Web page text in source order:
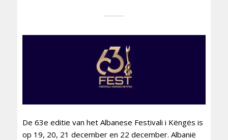
De 63e editie van het Albanese Festivali i Këngës is
op 19, 20, 21 december en 22 december. Albanië